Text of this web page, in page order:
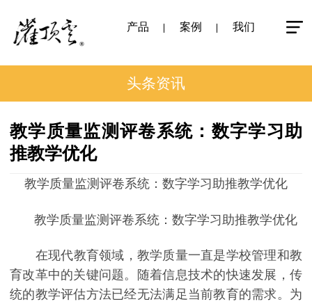
产品 案例 我们
头条资讯
教学质量监测评卷系统：数字学习助
推教学优化
教学质量监测评卷系统：数字学习助推教学优化
教学质量监测评卷系统：数字学习助推教学优化
在现代教育领域，教学质量一直是学校管理和教
育改革中的关键问题。随着信息技术的快速发展，传
统的教学评估方法已经无法满足当前教育的需求。为